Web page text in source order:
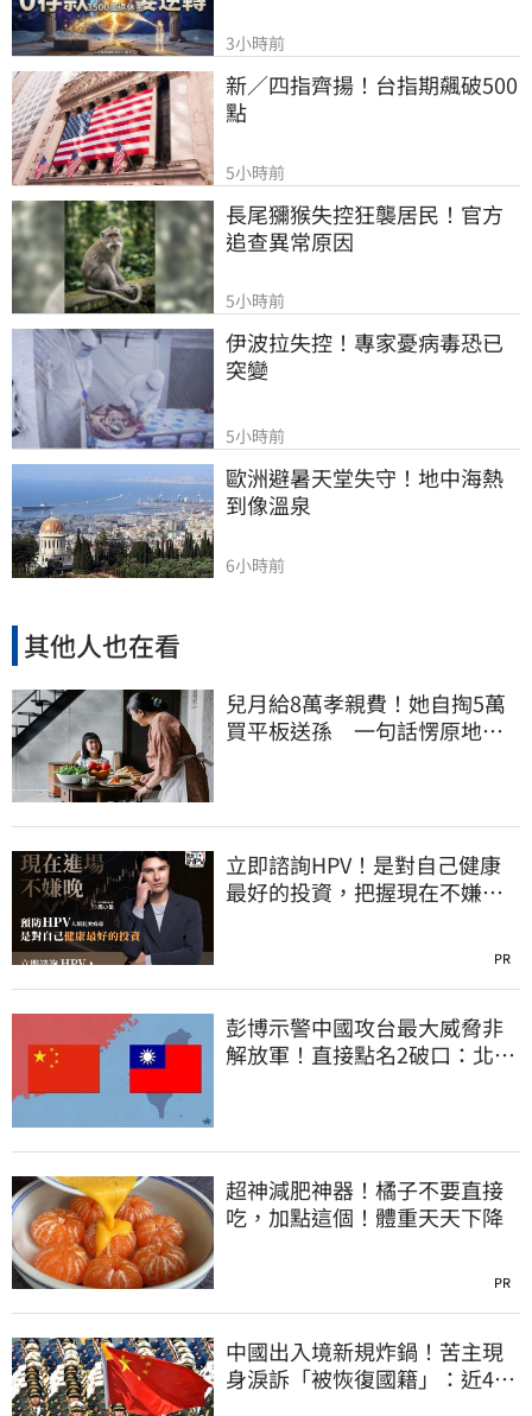
3小時前
新／四指齊揚！台指期飆破500
點
5小時前
長尾獼猴失控狂襲居民！官方
追查異常原因
5小時前
伊波拉失控！專家憂病毒恐已
突變
5小時前
歐洲避暑天堂失守！地中海熱
到像溫泉
6小時前
其他人也在看
兒月給8萬孝親費！她自掏5萬
買平板送孫 一句話愣原地
立即諮詢HPV！是對自己健康
最好的投資，把握現在不嫌
PR
彭博示警中國攻台最大威脅非
解放軍！直接點名2破口：北京
超神減肥神器！橘子不要直接
吃，加點這個！體重天天下降
PR
中國出入境新規炸鍋！苦主現
身淚訴「被恢復國籍」：近4億